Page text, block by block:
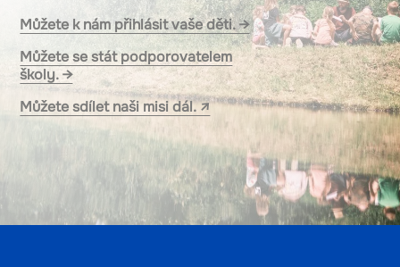
Můžete k nám přihlásit vaše děti. →
Můžete se stát podporovatelem
školy. →
Můžete sdílet naši misi dál. ↗